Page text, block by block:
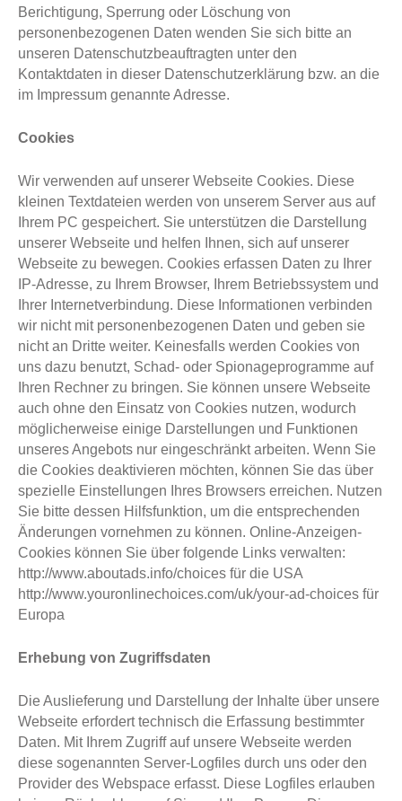
Berichtigung, Sperrung oder Löschung von
personenbezogenen Daten wenden Sie sich bitte an
unseren Datenschutzbeauftragten unter den
Kontaktdaten in dieser Datenschutzerklärung bzw. an die
im Impressum genannte Adresse.
Cookies
Wir verwenden auf unserer Webseite Cookies. Diese
kleinen Textdateien werden von unserem Server aus auf
Ihrem PC gespeichert. Sie unterstützen die Darstellung
unserer Webseite und helfen Ihnen, sich auf unserer
Webseite zu bewegen. Cookies erfassen Daten zu Ihrer
IP-Adresse, zu Ihrem Browser, Ihrem Betriebssystem und
Ihrer Internetverbindung. Diese Informationen verbinden
wir nicht mit personenbezogenen Daten und geben sie
nicht an Dritte weiter. Keinesfalls werden Cookies von
uns dazu benutzt, Schad- oder Spionageprogramme auf
Ihren Rechner zu bringen. Sie können unsere Webseite
auch ohne den Einsatz von Cookies nutzen, wodurch
möglicherweise einige Darstellungen und Funktionen
unseres Angebots nur eingeschränkt arbeiten. Wenn Sie
die Cookies deaktivieren möchten, können Sie das über
spezielle Einstellungen Ihres Browsers erreichen. Nutzen
Sie bitte dessen Hilfsfunktion, um die entsprechenden
Änderungen vornehmen zu können. Online-Anzeigen-
Cookies können Sie über folgende Links verwalten:
http://www.aboutads.info/choices für die USA
http://www.youronlinechoices.com/uk/your-ad-choices für
Europa
Erhebung von Zugriffsdaten
Die Auslieferung und Darstellung der Inhalte über unsere
Webseite erfordert technisch die Erfassung bestimmter
Daten. Mit Ihrem Zugriff auf unsere Webseite werden
diese sogenannten Server-Logfiles durch uns oder den
Provider des Webspace erfasst. Diese Logfiles erlauben